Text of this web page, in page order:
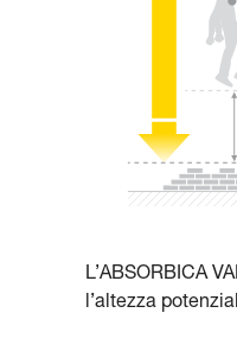
L’ABSORBICA
l’altezza